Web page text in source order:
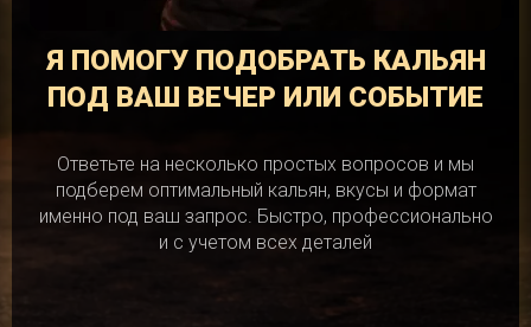
Я ПОМОГУ ПОДОБРАТЬ КАЛЬЯН
ПОД ВАШ ВЕЧЕР ИЛИ СОБЫТИЕ
Ответьте на несколько простых вопросов и мы
подберем оптимальный кальян, вкусы и формат
именно под ваш запрос. Быстро, профессионально
и с учетом всех деталей